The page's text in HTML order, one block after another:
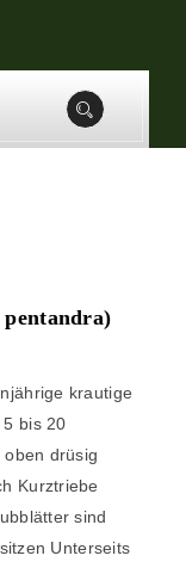
krautige
bis 20
drüsig
Kurztriebe
sind
Unterseits